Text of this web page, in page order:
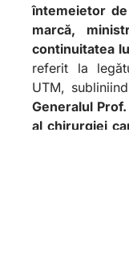
întemeietor
marcă,
continuitatea
referit la
UTM,
Generalul
al chirurgiei